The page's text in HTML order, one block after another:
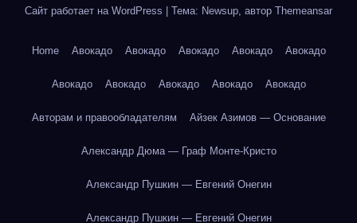
Сайт работает на WordPress | Тема: Newsup, автор Themeansar
Home Авокадо Авокадо Авокадо Авокадо Авокадо
Авокадо Авокадо Авокадо Авокадо Авокадо
Авторам и правообладателям Айзек Азимов — Основание
Александр Дюма — Граф Монте-Кристо
Александр Пушкин — Евгений Онегин
Александр Пушкин — Евгений Онегин